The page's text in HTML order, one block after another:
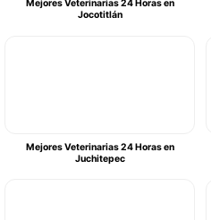
Mejores Veterinarias 24 Horas en
Jocotitlán
Mejores Veterinarias 24 Horas en
Juchitepec